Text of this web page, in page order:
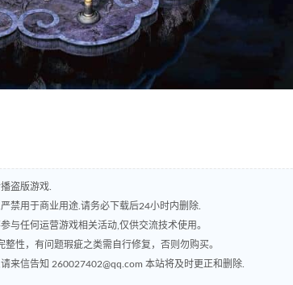
盗版游戏.
禁用于商业用途.请务必下载后24小时内删除.
与任何运营游戏相关活动,仅供交流技术使用。
性，有问题瑕疵之类需自行修复，否则勿购买。
来信告知 260027402@qq.com 本站将及时更正和删除.